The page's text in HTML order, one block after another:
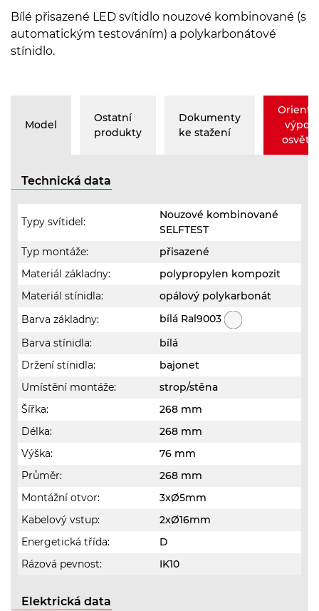
Bílé přisazené LED svítidlo nouzové kombinované (s
automatickým testováním) a polykarbonátové
stínidlo.
Model
Ostatní
produkty
Dokumenty
ke stažení
Technická data
Typy svítidel:
Nouzové kombinované
SELFTEST
Typ montáže:
přisazené
Materiál základny:
polypropylen kompozit
Materiál stínidla:
opálový polykarbonát
Barva základny:
bílá Ral9003
Barva stínidla:
bílá
Držení stínidla:
bajonet
Umístění montáže:
strop/stěna
Šířka:
268 mm
Délka:
268 mm
Výška:
76 mm
Průměr:
268 mm
Montážní otvor:
3xØ5mm
Kabelový vstup:
2xØ16mm
Energetická třída:
D
Rázová pevnost:
IK10
Elektrická data